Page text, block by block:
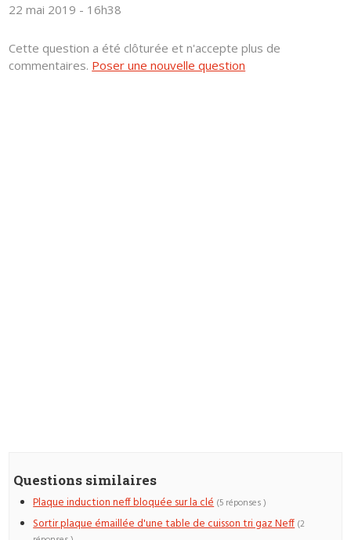
22 mai 2019 - 16h38
Cette question a été clôturée et n'accepte plus de
commentaires. Poser une nouvelle question
Questions similaires
Plaque induction neff bloquée sur la clé (5 réponses )
Sortir plaque émaillée d'une table de cuisson tri gaz Neff (2